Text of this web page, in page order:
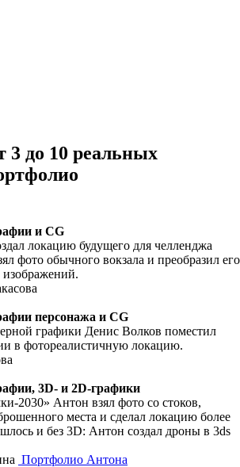
3 до 10 реальных
и CG
локацию будущего для челленджа
фото обычного вокзала и преобразил его
персонажа и CG
графики Денис Волков поместил
в фотореалистичную локацию.
3D- и 2D-графики
2030» Антон взял фото со стоков,
места и сделал локацию более
и без 3D: Антон создал дроны в 3ds
Портфолио Антона